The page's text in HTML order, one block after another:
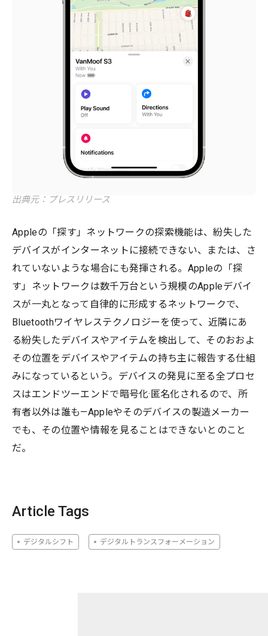
出典元：プレスリリース
Appleの「探す」ネットワークの探索機能は、紛失した
デバイスがインターネットに接続できない、または、さ
れていないような場合にも発揮される。Appleの「探
す」ネットワークは数千万台という規模のAppleデバイ
スが一丸となって自律的に形成するネットワークで、
Bluetoothワイヤレステクノロジーを使って、近隣にあ
る紛失したデバイスやアイテムを検出して、そのおおよ
その位置をデバイスやアイテムの持ち主に報告する仕組
みになっているという。デバイスの発見に至る全プロセ
スはエンドツーエンドで暗号化·匿名化されるので、所
有者以外は誰も—Appleやそのデバイスの製造メーカー
でも、その位置や情報を見ることはできないとのこと
だ。
Article Tags
デジタルシフト デジタルトランスフォーメーション